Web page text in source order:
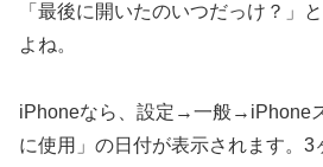
「最後に開いたのいつだっけ？」
よね。
iPhoneなら、設定→一般→iPhone
に使用」の日付が表示されます。3